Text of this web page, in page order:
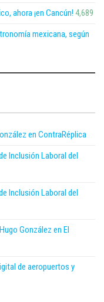
ahora ¡en Cancún! 4,689
mexicana, según
en ContraRéplica
Inclusión Laboral del
Inclusión Laboral del
González en El
de aeropuertos y